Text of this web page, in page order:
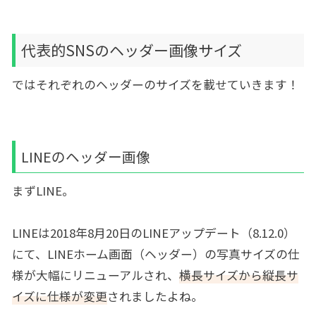
代表的SNSのヘッダー画像サイズ
ではそれぞれのヘッダーのサイズを載せていきます！
LINEのヘッダー画像
まずLINE。
LINEは2018年8月20日のLINEアップデート（8.12.0）
にて、LINEホーム画面（ヘッダー）の写真サイズの仕
様が大幅にリニューアルされ、 横長サイズから縦長サ
イズに仕様が変更されましたよね。